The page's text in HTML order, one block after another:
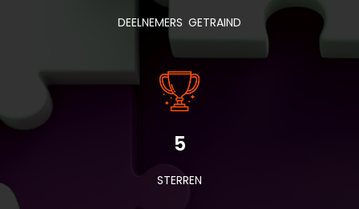
DEELNEMERS GETRAIND
5
STERREN